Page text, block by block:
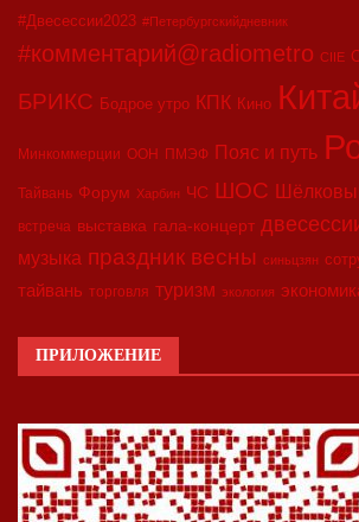
#Двесессии2023 #Петербургскийдневник
#комментарий@radiometro CIIE
БРИКС Бодрое утро КПК Кино
Минкоммерции ООН ПМЭФ Пояс и путь
Тайвань Форум Харбин ЧС ШОС
встреча выставка гала-концерт
музыка праздник весны синьцзян
тайвань торговля туризм экология
ПРИЛОЖЕНИЕ